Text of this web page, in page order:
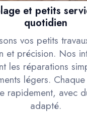
et petits
quotidien
vos petits
et précision. Nos
les réparations
légers.
rapidement, avec
adapté.